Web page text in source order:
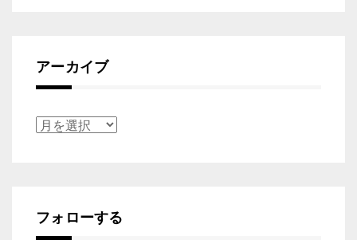
アーカイブ
ア
ブ
フォローする